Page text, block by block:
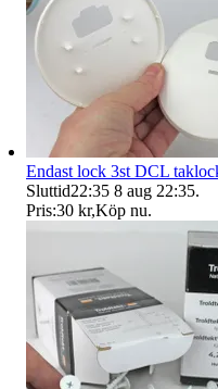
Endast lock 3st DCL
Sluttid22:35 8 aug 22:35.
Pris:30 kr,Köp nu.